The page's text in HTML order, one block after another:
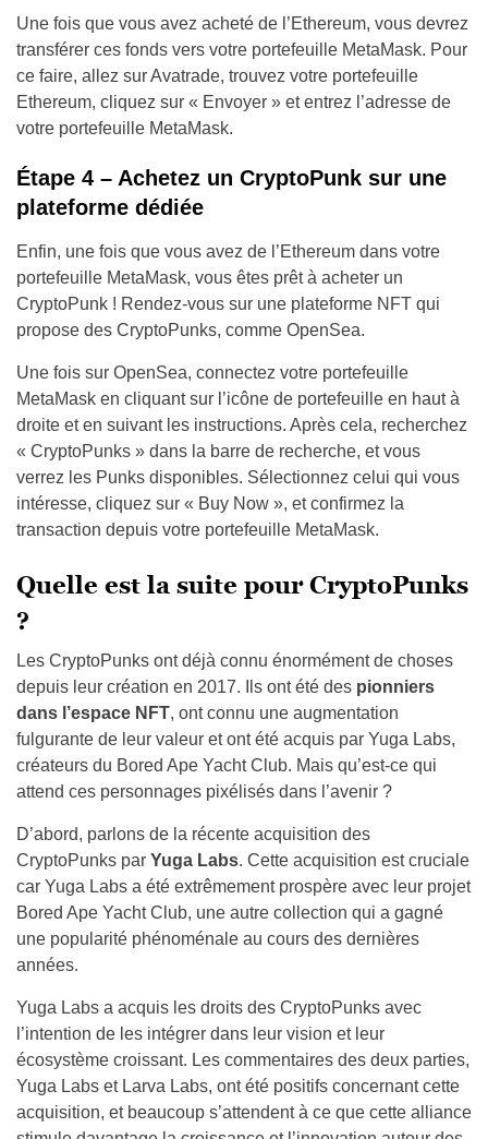
Une fois que vous avez acheté de l’Ethereum, vous devrez
transférer ces fonds vers votre portefeuille MetaMask. Pour
ce faire, allez sur Avatrade, trouvez votre portefeuille
Ethereum, cliquez sur « Envoyer » et entrez l’adresse de
votre portefeuille MetaMask.
Étape 4 – Achetez un CryptoPunk sur une
plateforme dédiée
Enfin, une fois que vous avez de l’Ethereum dans votre
portefeuille MetaMask, vous êtes prêt à acheter un
CryptoPunk ! Rendez-vous sur une plateforme NFT qui
propose des CryptoPunks, comme OpenSea.
Une fois sur OpenSea, connectez votre portefeuille
MetaMask en cliquant sur l’icône de portefeuille en haut à
droite et en suivant les instructions. Après cela, recherchez
« CryptoPunks » dans la barre de recherche, et vous
verrez les Punks disponibles. Sélectionnez celui qui vous
intéresse, cliquez sur « Buy Now », et confirmez la
transaction depuis votre portefeuille MetaMask.
Quelle est la suite pour CryptoPunks
?
Les CryptoPunks ont déjà connu énormément de choses
depuis leur création en 2017. Ils ont été des pionniers
dans l’espace NFT, ont connu une augmentation
fulgurante de leur valeur et ont été acquis par Yuga Labs,
créateurs du Bored Ape Yacht Club. Mais qu’est-ce qui
attend ces personnages pixélisés dans l’avenir ?
D’abord, parlons de la récente acquisition des
CryptoPunks par Yuga Labs. Cette acquisition est cruciale
car Yuga Labs a été extrêmement prospère avec leur projet
Bored Ape Yacht Club, une autre collection qui a gagné
une popularité phénoménale au cours des dernières
années.
Yuga Labs a acquis les droits des CryptoPunks avec
l’intention de les intégrer dans leur vision et leur
écosystème croissant. Les commentaires des deux parties,
Yuga Labs et Larva Labs, ont été positifs concernant cette
acquisition, et beaucoup s’attendent à ce que cette alliance